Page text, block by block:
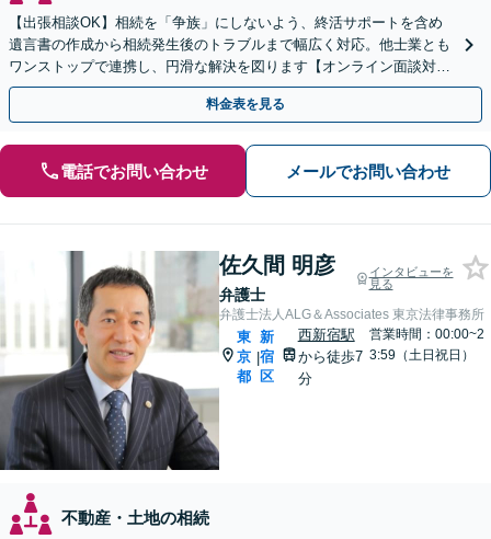
【出張相談OK】相続を「争族」にしないよう、終活サポートを含め
遺言書の作成から相続発生後のトラブルまで幅広く対応。他士業とも
ワンストップで連携し、円滑な解決を図ります【オンライン面談対
応】【新宿駅1分】
料金表を見る
電話でお問い合わせ メールでお問い合わせ
佐久間 明彦
弁護士
インタビューを
見る
弁護士法人ALG＆Associates 東京法律事務所
東
京
都
|
新
宿
区
西新宿駅
から徒歩7
分
営業時間：00:00~2
3:59（土日祝日）
不動産・土地の相続